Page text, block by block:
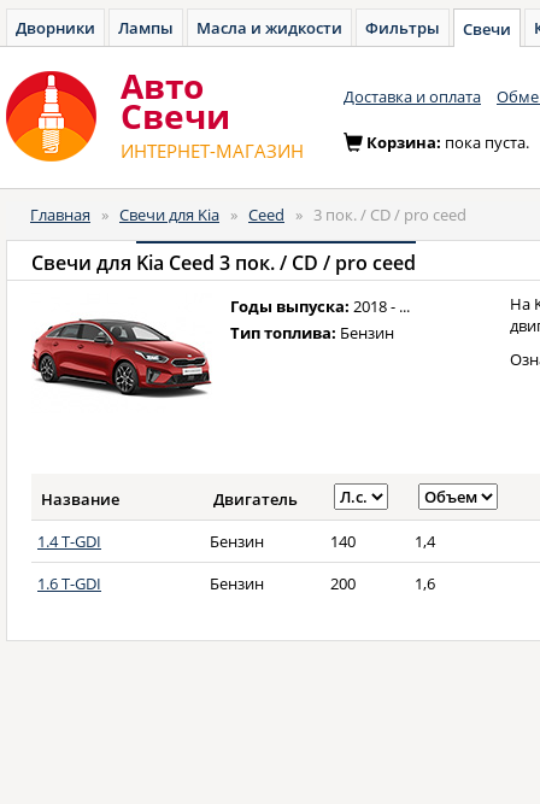
Дворники Лампы Масла и жидкости Фильтры Свечи
Авто
Cвечи
ИНТЕРНЕТ-МАГАЗИН
Доставка и оплата
Корзина: пока пуста.
Главная » Свечи для Kia » Ceed » 3 пок. / CD / pro ceed
Свечи для Kia Ceed 3 пок. / CD / pro ceed
Годы выпуска: 2018 - ...
Тип топлива: Бензин
На
Название
Двигатель
1.4 T-GDI
Бензин 140
1,4
1.6 T-GDI
Бензин 200 1,6